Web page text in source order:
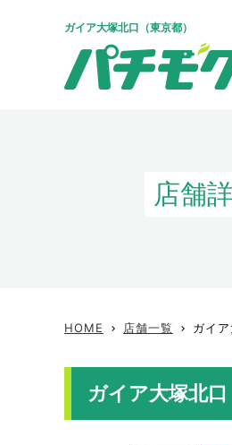
ガイア大塚北口（東京都）
店舗
HOME keyboard_arrow_right 店舗一覧 keyboard_arrow_right ガイ
ガイア大塚北口